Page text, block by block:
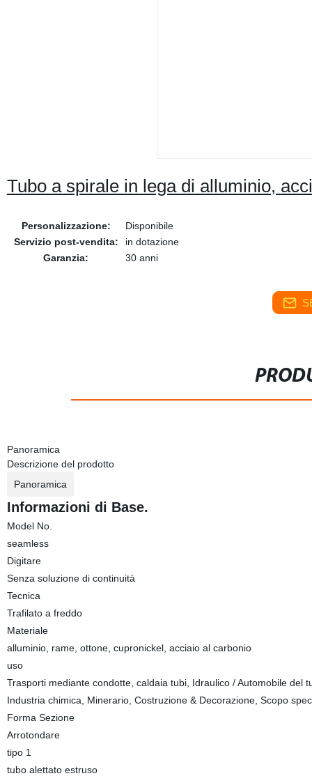
Tubo a spirale in lega di alluminio,
Personalizzazione:
Disponibile
Servizio post-vendita:
in dotazione
Garanzia:
30 anni
Panoramica
Descrizione del prodotto
Panoramica
Informazioni di Base.
Model No.
seamless
Digitare
Senza soluzione di continuità
Tecnica
Trafilato a freddo
Materiale
alluminio, rame, ottone, cupronickel, acciaio al carbonio
uso
Trasporti mediante condotte, caldaia tubi, Idraulico / Automobile del
Industria chimica, Minerario, Costruzione & Decorazione, Scopo
Forma Sezione
Arrotondare
tipo 1
tubo alettato estruso